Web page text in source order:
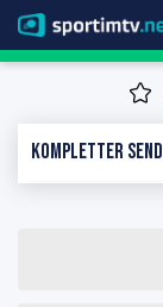
Kompletter